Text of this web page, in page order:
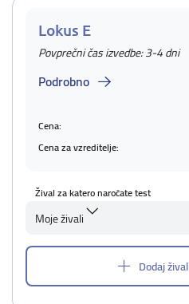
Lokus E
Povprečni čas izvedbe: 3-4 dni
Podrobno
Cena:
Cena za vzreditelje:
Žival za katero naročate test
Moje živali
Dodaj žival